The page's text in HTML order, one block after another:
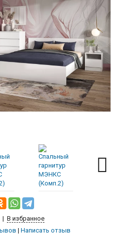
| В избранное
| Написать отзыв